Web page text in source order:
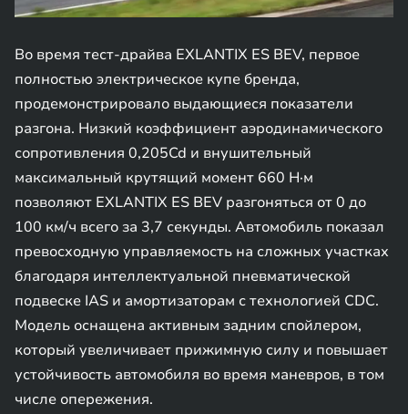
Во время тест-драйва EXLANTIX ES BEV, первое
полностью электрическое купе бренда,
продемонстрировало выдающиеся показатели
разгона. Низкий коэффициент аэродинамического
сопротивления 0,205Cd и внушительный
максимальный крутящий момент 660 Н·м
позволяют EXLANTIX ES BEV разгоняться от 0 до
100 км/ч всего за 3,7 секунды. Автомобиль показал
превосходную управляемость на сложных участках
благодаря интеллектуальной пневматической
подвеске IAS и амортизаторам с технологией CDC.
Модель оснащена активным задним спойлером,
который увеличивает прижимную силу и повышает
устойчивость автомобиля во время маневров, в том
числе опережения.